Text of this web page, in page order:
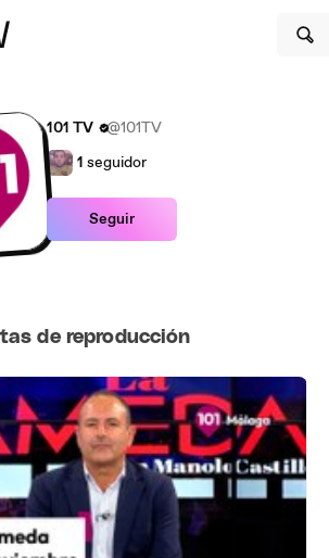
101 TV
@101TV
1 seguidor
Seguir
de reproducción